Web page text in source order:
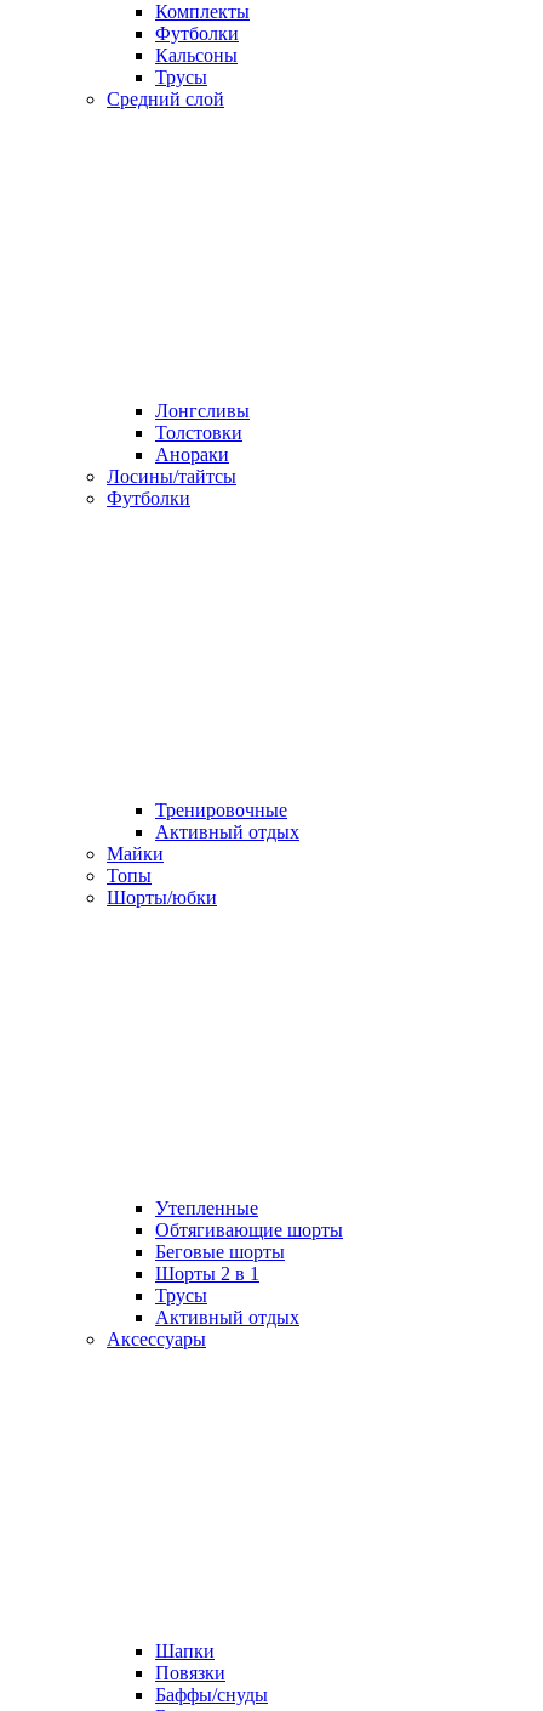
Комплекты
Футболки
Кальсоны
Трусы
Средний слой
Лонгсливы
Толстовки
Анораки
Лосины/тайтсы
Футболки
Тренировочные
Активный отдых
Майки
Топы
Шорты/юбки
Утепленные
Обтягивающие шорты
Беговые шорты
Шорты 2 в 1
Трусы
Активный отдых
Аксессуары
Шапки
Повязки
Баффы/снуды